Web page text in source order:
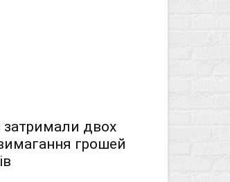
затримали двох
грошей